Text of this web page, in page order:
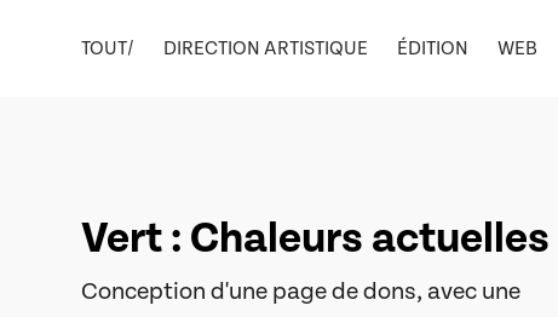
TOUT/ DIRECTION ARTISTIQUE ÉDITION WEB
Vert : Chaleurs actuelles
Conception d'une page de dons, avec une